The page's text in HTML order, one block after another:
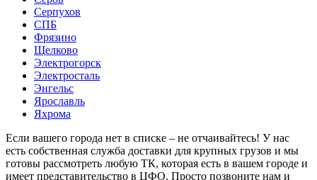
Серпухов
СПБ
Фрязино
Щелково
Электрогорск
Электросталь
Энгельс
Ярославль
Яхрома
Если вашего города нет в списке – не отчаивайтесь! У нас
есть собственная служба доставки для крупных грузов и мы
готовы рассмотреть любую ТК, которая есть в вашем городе и
имеет представительство в ЦФО. Просто позвоните нам и